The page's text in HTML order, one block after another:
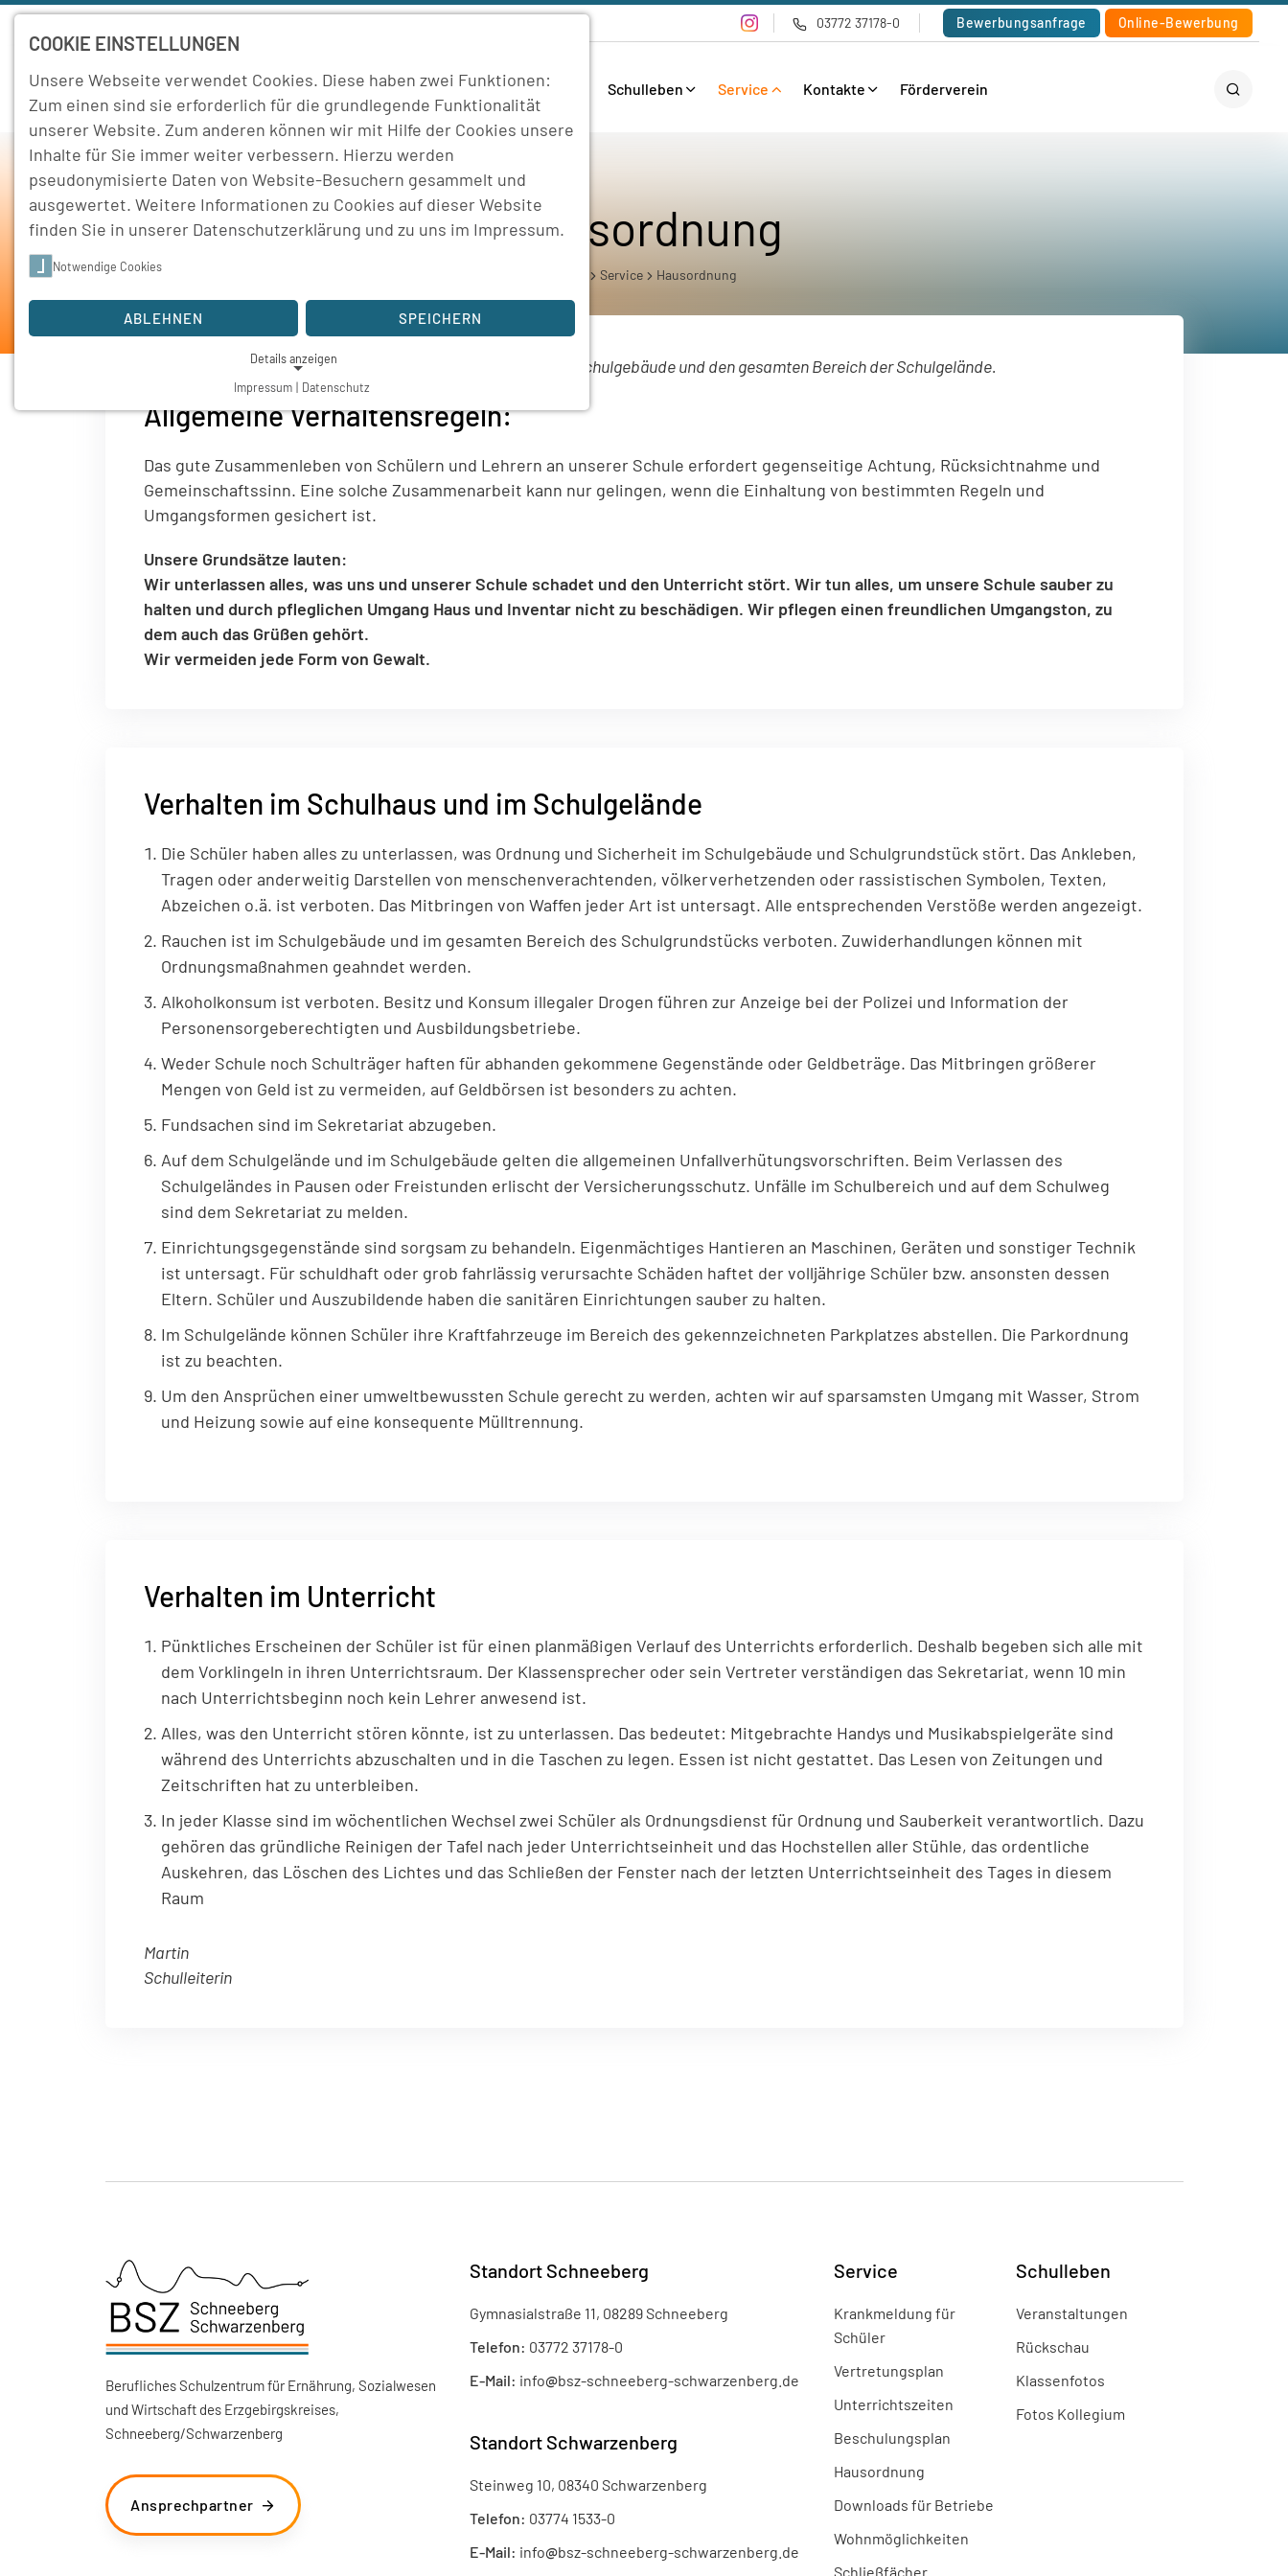
03772 37178-0 Bewerbungsanfrage Online-Bewerbung
Home Schule Bildungsangebote Schulleben Service Kontakte Förderverein
Hausordnung
Service Hausordnung
Der räumliche Geltungsbereich der Hausordnung umfasst die Schulgebäude und den gesamten Bereich der Schulgelände.
Allgemeine Verhaltensregeln:
Das gute Zusammenleben von Schülern und Lehrern an unserer Schule erfordert gegenseitige Achtung, Rücksichtnahme und
Gemeinschaftssinn. Eine solche Zusammenarbeit kann nur gelingen, wenn die Einhaltung von bestimmten Regeln und
Umgangsformen gesichert ist.
Unsere Grundsätze lauten:
Wir unterlassen alles, was uns und unserer Schule schadet und den Unterricht stört. Wir tun alles, um unsere Schule sauber zu
halten und durch pfleglichen Umgang Haus und Inventar nicht zu beschädigen. Wir pflegen einen freundlichen Umgangston, zu
dem auch das Grüßen gehört.
Wir vermeiden jede Form von Gewalt.
Verhalten im Schulhaus und im Schulgelände
Die Schüler haben alles zu unterlassen, was Ordnung und Sicherheit im Schulgebäude und Schulgrundstück stört. Das Ankleben,
Tragen oder anderweitig Darstellen von menschenverachtenden, völkerverhetzenden oder rassistischen Symbolen, Texten,
Abzeichen o.ä. ist verboten. Das Mitbringen von Waffen jeder Art ist untersagt. Alle entsprechenden Verstöße werden angezeigt.
Rauchen ist im Schulgebäude und im gesamten Bereich des Schulgrundstücks verboten. Zuwiderhandlungen können mit
Ordnungsmaßnahmen geahndet werden.
Alkoholkonsum ist verboten. Besitz und Konsum illegaler Drogen führen zur Anzeige bei der Polizei und Information der
Personensorgeberechtigten und Ausbildungsbetriebe.
Weder Schule noch Schulträger haften für abhanden gekommene Gegenstände oder Geldbeträge. Das Mitbringen größerer
Mengen von Geld ist zu vermeiden, auf Geldbörsen ist besonders zu achten.
Fundsachen sind im Sekretariat abzugeben.
Auf dem Schulgelände und im Schulgebäude gelten die allgemeinen Unfallverhütungsvorschriften. Beim Verlassen des
Schulgeländes in Pausen oder Freistunden erlischt der Versicherungsschutz. Unfälle im Schulbereich und auf dem Schulweg
sind dem Sekretariat zu melden.
Einrichtungsgegenstände sind sorgsam zu behandeln. Eigenmächtiges Hantieren an Maschinen, Geräten und sonstiger Technik
ist untersagt. Für schuldhaft oder grob fahrlässig verursachte Schäden haftet der volljährige Schüler bzw. ansonsten dessen
Eltern. Schüler und Auszubildende haben die sanitären Einrichtungen sauber zu halten.
Im Schulgelände können Schüler ihre Kraftfahrzeuge im Bereich des gekennzeichneten Parkplatzes abstellen. Die Parkordnung
ist zu beachten.
Um den Ansprüchen einer umweltbewussten Schule gerecht zu werden, achten wir auf sparsamsten Umgang mit Wasser, Strom
und Heizung sowie auf eine konsequente Mülltrennung.
Verhalten im Unterricht
Pünktliches Erscheinen der Schüler ist für einen planmäßigen Verlauf des Unterrichts erforderlich. Deshalb begeben sich alle mit
dem Vorklingeln in ihren Unterrichtsraum. Der Klassensprecher oder sein Vertreter verständigen das Sekretariat, wenn 10 min
nach Unterrichtsbeginn noch kein Lehrer anwesend ist.
Alles, was den Unterricht stören könnte, ist zu unterlassen. Das bedeutet: Mitgebrachte Handys und Musikabspielgeräte sind
während des Unterrichts abzuschalten und in die Taschen zu legen. Essen ist nicht gestattet. Das Lesen von Zeitungen und
Zeitschriften hat zu unterbleiben.
In jeder Klasse sind im wöchentlichen Wechsel zwei Schüler als Ordnungsdienst für Ordnung und Sauberkeit verantwortlich. Dazu
gehören das gründliche Reinigen der Tafel nach jeder Unterrichtseinheit und das Hochstellen aller Stühle, das ordentliche
Auskehren, das Löschen des Lichtes und das Schließen der Fenster nach der letzten Unterrichtseinheit des Tages in diesem
Raum
Martin
Schulleiterin
Berufliches Schulzentrum für Ernährung, Sozialwesen
und Wirtschaft des Erzgebirgskreises,
Schneeberg/Schwarzenberg
Ansprechpartner
Standort Schneeberg
Gymnasialstraße 11, 08289 Schneeberg
Telefon: 03772 37178-0
E-Mail: info@bsz-schneeberg-schwarzenberg.de
Standort Schwarzenberg
Steinweg 10, 08340 Schwarzenberg
Telefon: 03774 1533-0
E-Mail: info@bsz-schneeberg-schwarzenberg.de
Service
Krankmeldung für
Schüler
Vertretungsplan
Unterrichtszeiten
Beschulungsplan
Hausordnung
Downloads für Betriebe
Wohnmöglichkeiten
Schließfächer
Schulleben
Veranstaltungen
Rückschau
Klassenfotos
Fotos Kollegium
COOKIE EINSTELLUNGEN
Unsere Webseite verwendet Cookies. Diese haben zwei Funktionen:
Zum einen sind sie erforderlich für die grundlegende Funktionalität
unserer Website. Zum anderen können wir mit Hilfe der Cookies unsere
Inhalte für Sie immer weiter verbessern. Hierzu werden
pseudonymisierte Daten von Website-Besuchern gesammelt und
ausgewertet. Weitere Informationen zu Cookies auf dieser Website
finden Sie in unserer Datenschutzerklärung und zu uns im Impressum.
Notwendige Cookies
ABLEHNEN SPEICHERN
Details anzeigen
Notwendige Cookies ermöglichen grundlegende Funktionen und sind für die
Einverständnis-Cookie
cookie_consent
Impressum | Datenschutz